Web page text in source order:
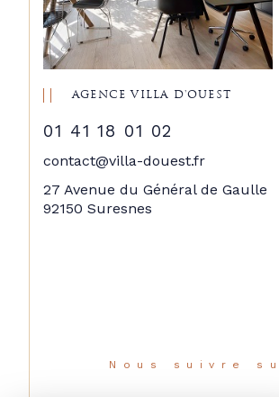
AGENCE VILLA D'OUEST
01 41 18 01 02
contact@villa-douest.fr
27 Avenue du Général de Gaulle
92150 Suresnes
Nous suivre